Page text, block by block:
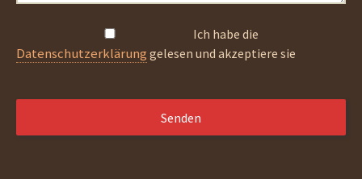
Ich habe die
Datenschutzerklärung gelesen und akzeptiere sie